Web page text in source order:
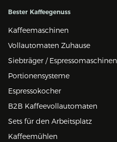
Bester Kaffeegenuss
Kaffeemaschinen
Vollautomaten Zuhause
Siebträger / Espressomaschinen
Portionensysteme
Espressokocher
B2B Kaffeevollautomaten
Sets für den Arbeitsplatz
Kaffeemühlen